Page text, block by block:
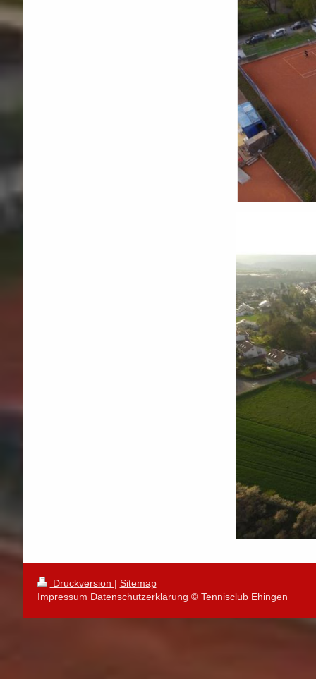
Druckversion | Sitemap
Impressum Datenschutzerklärung © Tennisclub Ehingen